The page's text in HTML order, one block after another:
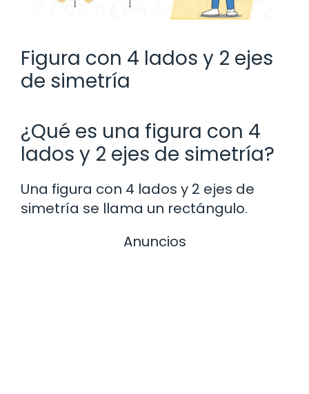
Figura con 4 lados y 2 ejes
de simetría
¿Qué es una figura con 4
lados y 2 ejes de simetría?
Una figura con 4 lados y 2 ejes de
simetría se llama un rectángulo.
Anuncios